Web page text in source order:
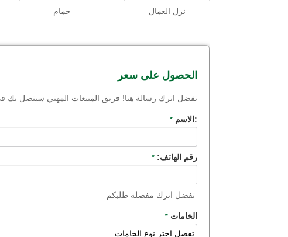
نزل العمال حمام
الحصول على سعر
تفضل اترك رسالة هنا! فريق المبيعات المهني سيتصل
:الاسم*
رقم الهاتف:*
تفضل اترك مفصلة طلبكم
الخامات*